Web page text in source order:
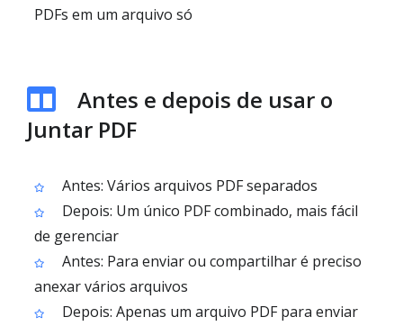
PDFs em um arquivo só
Antes e depois de usar o
Juntar PDF
Antes: Vários arquivos PDF separados
Depois: Um único PDF combinado, mais fácil
de gerenciar
Antes: Para enviar ou compartilhar é preciso
anexar vários arquivos
Depois: Apenas um arquivo PDF para enviar